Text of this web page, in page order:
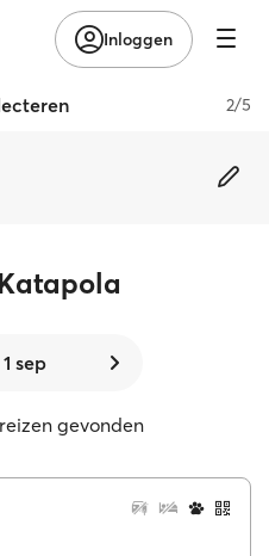
Inloggen
2/5
sep
gevonden